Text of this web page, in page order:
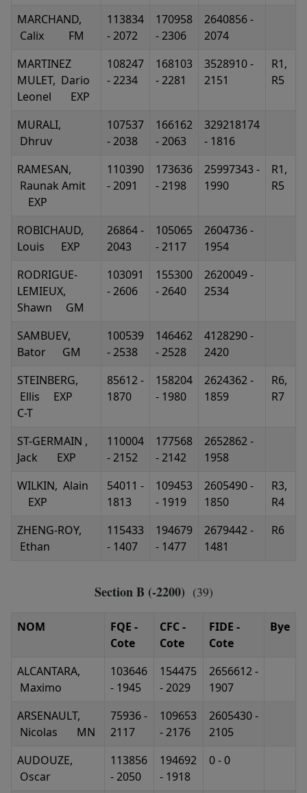
MARCHAND,
Calix FM
113834
- 2072
170958
- 2306
2640856 -
2074
MARTINEZ
MULET, Dario
Leonel EXP
108247
- 2234
168103
- 2281
3528910 -
2151
R1,
R5
MURALI,
Dhruv
107537
- 2038
166162
- 2063
329218174
- 1816
RAMESAN,
Raunak Amit
EXP
110390
- 2091
173636
- 2198
25997343 -
1990
R1,
R5
ROBICHAUD,
Louis EXP
26864 -
2043
105065
- 2117
2604736 -
1954
RODRIGUE-
LEMIEUX,
Shawn GM
103091
- 2606
155300
- 2640
2620049 -
2534
SAMBUEV,
Bator GM
100539
- 2538
146462
- 2528
4128290 -
2420
STEINBERG,
Ellis EXP
C-T
85612 -
1870
158204
- 1980
2624362 -
1859
R6,
R7
ST-GERMAIN ,
Jack EXP
110004
- 2152
177568
- 2142
2652862 -
1958
WILKIN, Alain
EXP
54011 -
1813
109453
- 1919
2605490 -
1850
R3,
R4
ZHENG-ROY,
Ethan
115433
- 1407
194679
- 1477
2679442 -
1481
R6
Section B (-2200) (39)
NOM
FQE -
Cote
CFC -
Cote
FIDE -
Cote
Bye
ALCANTARA,
Maximo
103646
- 1945
154475
- 2029
2656612 -
1907
ARSENAULT,
Nicolas MN
75936 -
2117
109653
- 2176
2605430 -
2105
AUDOUZE,
Oscar
113856
- 2050
194692
- 1918
0 - 0